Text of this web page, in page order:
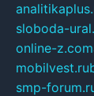
sloboda-
online-z.com
mobilvest.ru
smp-